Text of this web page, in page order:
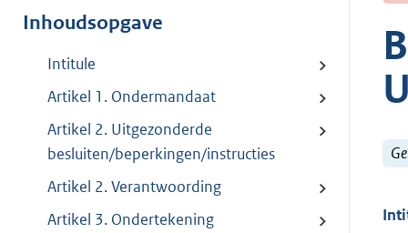
Inhoudsopgave
Intitule
Artikel 1. Ondermandaat
Artikel 2. Uitgezonderde
besluiten/beperkingen/instructies
Artikel 2. Verantwoording
Artikel 3. Ondertekening